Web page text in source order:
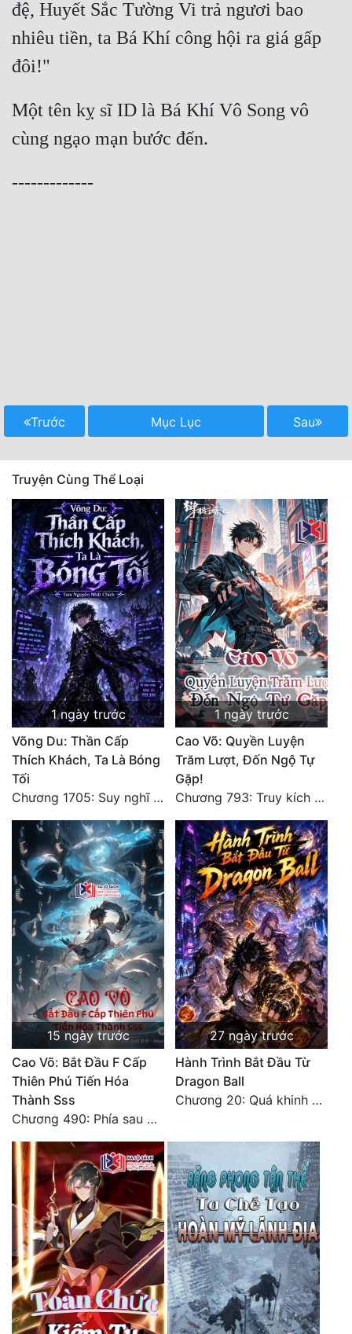
đệ, Huyết Sắc Tường Vi trả ngươi bao
nhiêu tiền, ta Bá Khí công hội ra giá gấp
Một tên kỵ sĩ ID là Bá Khí Vô Song vô
Trước Mục Lục Sau
Truyện Cùng Thể Loại
1 ngày trước
Võng Du: Thần Cấp
Thích Khách, Ta Là Bóng
Tối
Chương 1705: Suy nghĩ sinh tồn của Vô Danh Tuyết!
1 ngày trước
Cao Võ: Quyền Luyện
Trăm Lượt, Đốn Ngộ Tự
Gặp!
Chương 793: Truy kích (2)
15 ngày trước
Cao Võ: Bắt Đầu F Cấp
Thiên Phú Tiến Hóa
Thành Sss
Chương 490: Phía sau màn hắc thủ!
27 ngày trước
Hành Trình Bắt Đầu Từ
Dragon Ball
Chương 20: Quá khinh người